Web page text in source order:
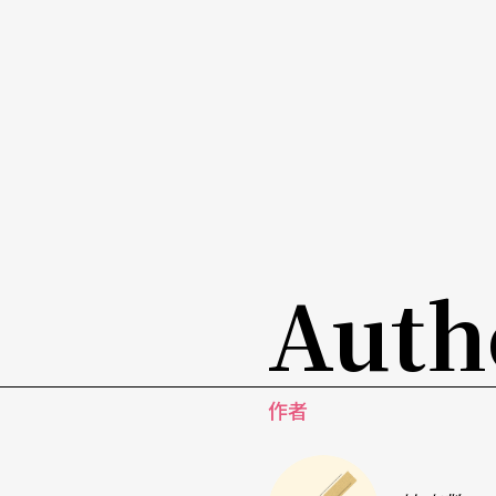
鬧劇》是改編自英國當代作家艾倫．艾克鵬（
（《荒謬人稱．單數》）；《蝴蝶君》是美籍
y；《夢幻劇》是史特林堡（Strindberg）的A
海諾．穆勒（Herner Müller）的Hamletma-
作者